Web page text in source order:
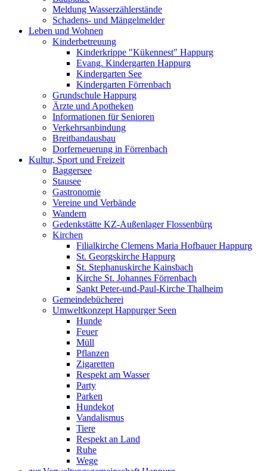
Meldung Wasserzählerstände
Schadens- und Mängelmelder
Leben und Wohnen
Kinderbetreuung
Kinderkrippe "Kükennest" Happurg
Evang. Kindergarten Happurg
Kindergarten See
Kindergarten Förrenbach
Grundschule Happurg
Ärzte und Apotheken
Informationen für Senioren
Verkehrsanbindung
Breitbandausbau
Dorferneuerung in Förrenbach
Kultur, Sport und Freizeit
Baggersee
Stausee
Gastronomie
Vereine und Verbände
Wandern
Gedenkstätte KZ-Außenlager Flossenbürg
Kirchen
Filialkirche Clemens Maria Hofbauer Happurg
St. Georgskirche Happurg
St. Stephanuskirche Kainsbach
Kirche St. Johannes Förrenbach
Sankt Peter-und-Paul-Kirche Thalheim
Gemeindebücherei
Umweltkonzept Happurger Seen
Hunde
Feuer
Müll
Pflanzen
Zigaretten
Respekt am Wasser
Party
Parken
Hundekot
Vandalismus
Tiere
Respekt an Land
Ruhe
Wege